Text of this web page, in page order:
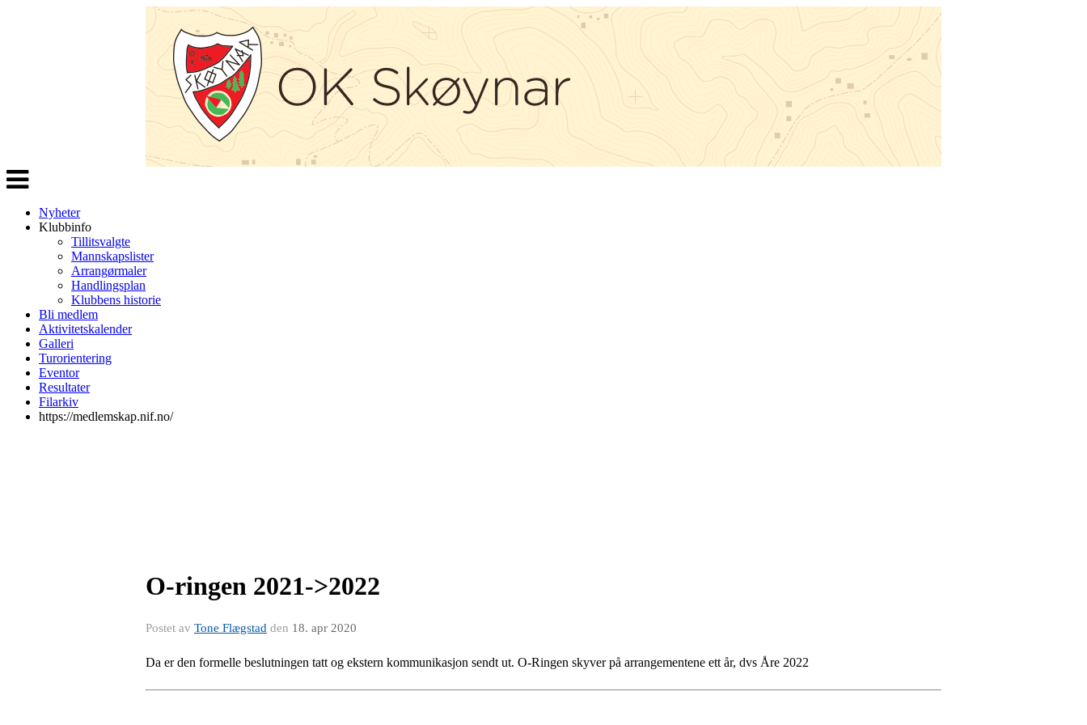
Veksle
navigasjon
Nyheter
Klubbinfo
Tillitsvalgte
Mannskapslister
Arrangørmaler
Handlingsplan
Klubbens historie
Bli medlem
Aktivitetskalender
Galleri
Turorientering
Eventor
Resultater
Filarkiv
https://medlemskap.nif.no/
O-ringen 2021->2022
Postet av Tone Flægstad den 18. apr 2020
Da er den formelle beslutningen tatt og ekstern kommunikasjon sendt ut. O-Ringen skyver på arrangementene ett år, dvs Åre 2022